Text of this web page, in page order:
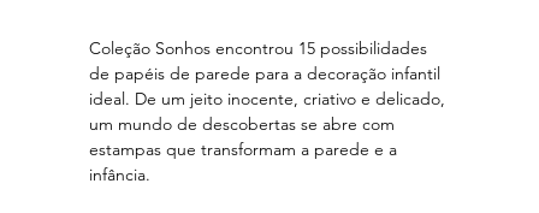
Coleção Sonhos encontrou 15 possibilidades
de papéis de parede para a decoração infantil
ideal. De um jeito inocente, criativo e delicado,
um mundo de descobertas se abre com
estampas que transformam a parede e a
infância.